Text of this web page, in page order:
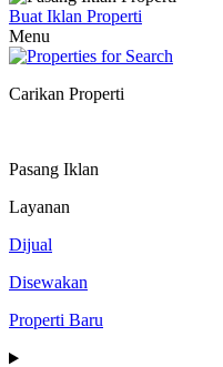
Buat Iklan Properti
Menu
Carikan Properti
Pasang Iklan
Layanan
Dijual
Disewakan
Properti Baru